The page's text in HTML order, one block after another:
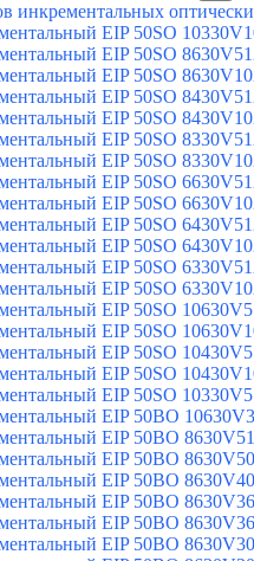
инкрементальных
EIP 50SO
EIP 50SO
EIP 50SO
EIP 50SO
EIP 50SO
EIP 50SO
EIP 50SO
EIP 50SO
EIP 50SO
EIP 50SO
EIP 50SO
EIP 50SO
EIP 50SO
EIP 50SO
EIP 50SO
EIP 50SO
EIP 50SO
EIP 50SO
EIP 50BO
EIP 50BO
EIP 50BO
EIP 50BO
EIP 50BO
EIP 50BO
EIP 50BO